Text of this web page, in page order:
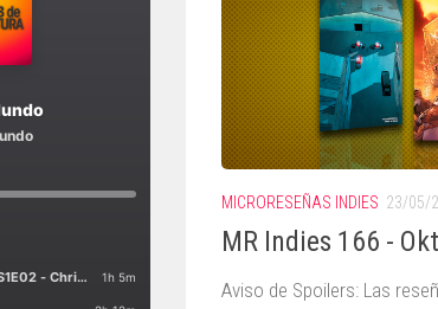
MICRORESEÑAS INDIES 23/05/
MR Indies 166 -
Aviso de Spoilers: Las